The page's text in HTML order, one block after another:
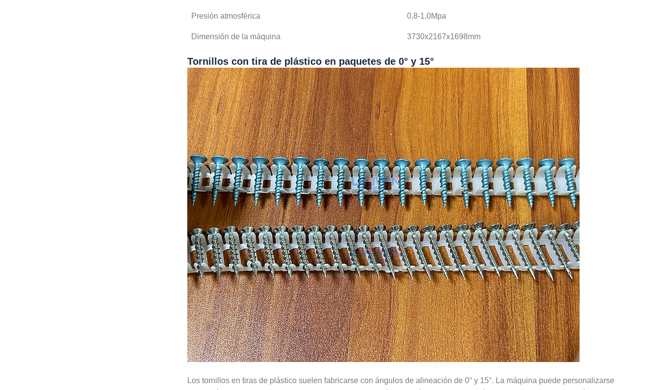
Presión atmosférica 0,8-1,0Mpa
Dimensión de la máquina 3730x2167x1698mm
Tornillos con tira de plástico en paquetes de 0° y 15°
Los tornillos en tiras de plástico suelen fabricarse con ángulos de alineación de 0° y 15°. La máquina puede personalizarse